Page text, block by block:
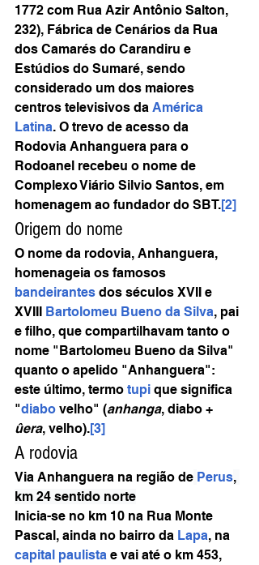
1772 com Rua Azir Antônio Salton,
232), Fábrica de Cenários da Rua
dos Camarés do Carandiru e
Estúdios do Sumaré, sendo
considerado um dos maiores
centros televisivos da América
Latina. O trevo de acesso da
Rodovia Anhanguera para o
Rodoanel recebeu o nome de
Complexo Viário Silvio Santos, em
homenagem ao fundador do SBT.[2]
Origem do nome
O nome da rodovia, Anhanguera,
homenageia os famosos
bandeirantes dos séculos XVII e
XVIII Bartolomeu Bueno da Silva, pai
e filho, que compartilhavam tanto o
nome "Bartolomeu Bueno da Silva"
quanto o apelido "Anhanguera":
este último, termo tupi que significa
"diabo velho" (anhanga, diabo +
ûera, velho).[3]
A rodovia
Via Anhanguera na região de Perus,
km 24 sentido norte
Inicia-se no km 10 na Rua Monte
Pascal, ainda no bairro da Lapa, na
capital paulista e vai até o km 453,